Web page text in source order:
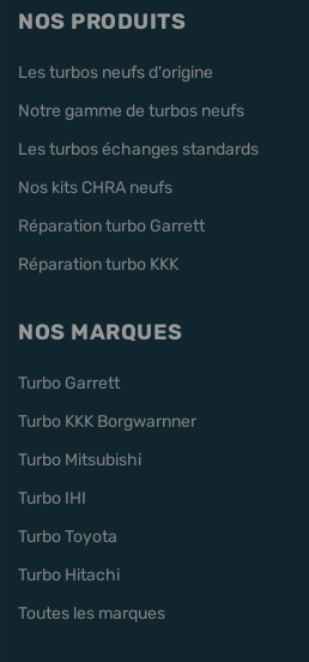
NOS PRODUITS
Les turbos neufs d'origine
Notre gamme de turbos neufs
Les turbos échanges standards
Nos kits CHRA neufs
Réparation turbo Garrett
Réparation turbo KKK
NOS MARQUES
Turbo Garrett
Turbo KKK Borgwarnner
Turbo Mitsubishi
Turbo IHI
Turbo Toyota
Turbo Hitachi
Toutes les marques